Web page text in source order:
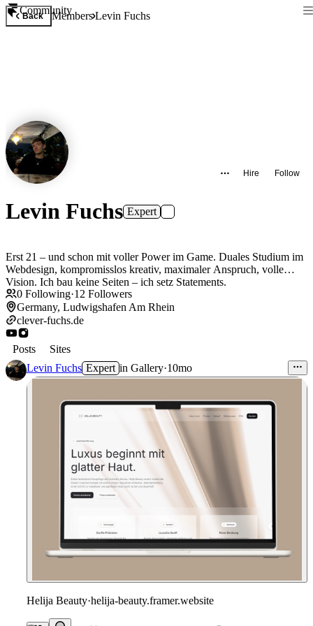
Community
Back MembersLevin Fuchs
Hire Follow
Levin Fuchs Expert
Erst 21 – und schon mit voller Power im Game. Duales Studium im
Webdesign, kompromisslos kreativ, maximaler Anspruch, volle
Vision. Ich bau keine Seiten – ich setz Statements.
0 Following·12 Followers
Germany, Ludwigshafen Am Rhein
clever-fuchs.de
Posts
Sites
Levin Fuchs Expert in Gallery·10mo
Helija Beauty·helija-beauty.framer.website